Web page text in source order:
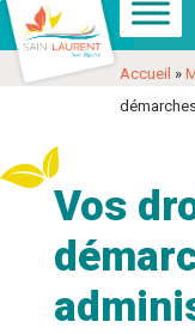
Aller
à
la
Aller
au
contenu
Voir
les
coordonnées
contact
Accueil »
Vos